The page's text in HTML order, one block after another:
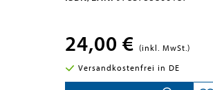
24,00 € (inkl. MwSt.)
Versandkostenfrei in DE